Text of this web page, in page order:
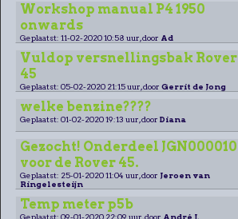
Workshop manual P4 1950
onwards
Geplaatst: 11-02-2020 10:58 uur, door Ad
Vuldop versnellingsbak Rover
45
Geplaatst: 05-02-2020 21:15 uur, door Gerrit de Jong
welke benzine????
Geplaatst: 01-02-2020 19:13 uur, door Diana
Gezocht! Onderdeel JGN000010
voor de Rover 45.
Geplaatst: 25-01-2020 11:04 uur, door Jeroen van
Ringelesteijn
Temp meter p5b
Geplaatst: 09-01-2020 22:09 uur, door André J.